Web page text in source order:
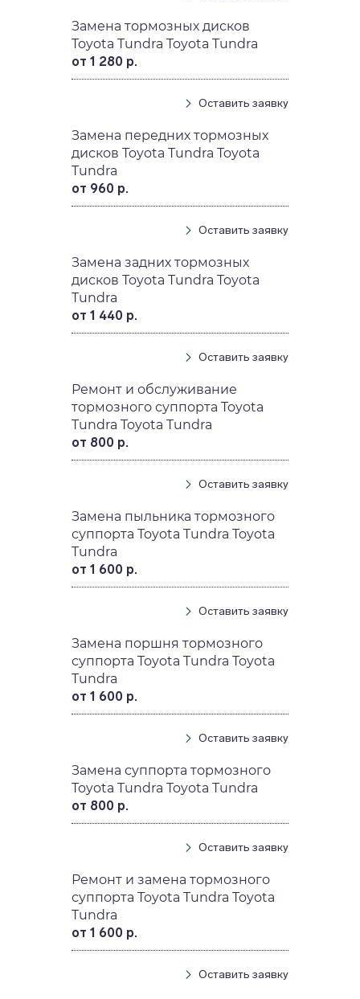
Замена тормозных дисков
Toyota Tundra Toyota Tundra
от 1 280 р.
Оставить заявку
Замена передних тормозных
дисков Toyota Tundra Toyota
Tundra
от 960 р.
Оставить заявку
Замена задних тормозных
дисков Toyota Tundra Toyota
Tundra
от 1 440 р.
Оставить заявку
Ремонт и обслуживание
тормозного суппорта Toyota
Tundra Toyota Tundra
от 800 р.
Оставить заявку
Замена пыльника тормозного
суппорта Toyota Tundra Toyota
Tundra
от 1 600 р.
Оставить заявку
Замена поршня тормозного
суппорта Toyota Tundra Toyota
Tundra
от 1 600 р.
Оставить заявку
Замена суппорта тормозного
Toyota Tundra Toyota Tundra
от 800 р.
Оставить заявку
Ремонт и замена тормозного
суппорта Toyota Tundra Toyota
Tundra
от 1 600 р.
Оставить заявку